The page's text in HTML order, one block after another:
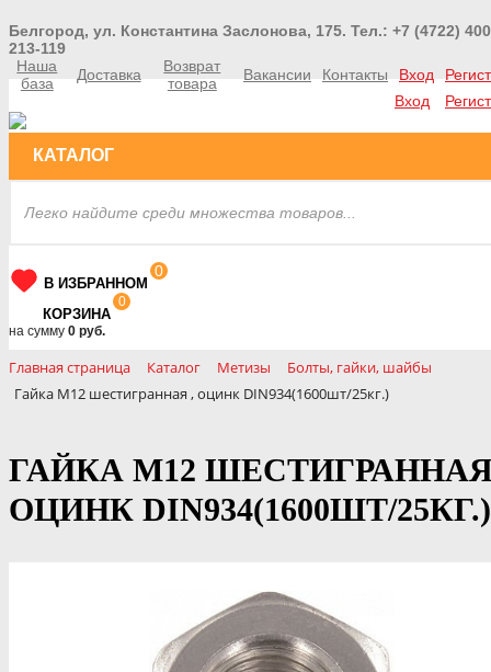
Белгород, ул. Константина Заслонова, 175. Тел.: +7 (4722)
213-119
Наша
база
Доставка
Возврат
товара
Вакансии Контакты Вход
Вход
КАТАЛОГ
В ИЗБРАННОМ
0
КОРЗИНА
0
на сумму 0 руб.
Главная страница Каталог Метизы
Болты, гайки, шайбы
Гайка М12 шестигранная , оцинк DIN934(1600шт/25кг.)
ГАЙКА М12
ОЦИНК DIN934(1600ШТ/25КГ.)